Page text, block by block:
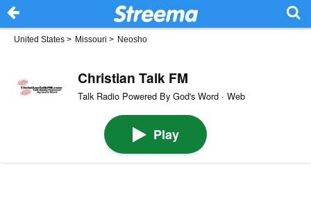
United States > Missouri > Neosho
Christian Talk FM
Talk Radio Powered By God's Word · Web
Play